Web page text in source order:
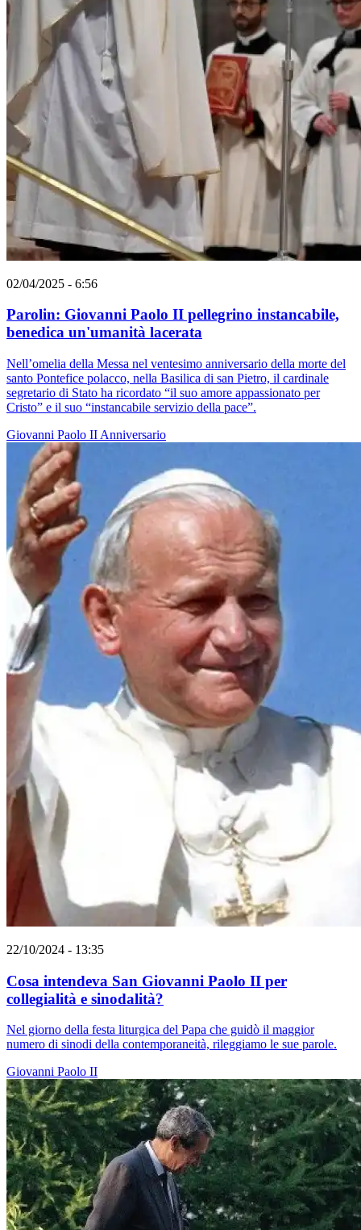
02/04/2025 - 6:56
Parolin: Giovanni Paolo II pellegrino instancabile,
benedica un'umanità lacerata
Nell’omelia della Messa nel ventesimo anniversario della morte del
santo Pontefice polacco, nella Basilica di san Pietro, il cardinale
segretario di Stato ha ricordato “il suo amore appassionato per
Cristo” e il suo “instancabile servizio della pace”.
Giovanni Paolo II Anniversario
22/10/2024 - 13:35
Cosa intendeva San Giovanni Paolo II per
collegialità e sinodalità?
Nel giorno della festa liturgica del Papa che guidò il maggior
numero di sinodi della contemporaneità, rileggiamo le sue parole.
Giovanni Paolo II